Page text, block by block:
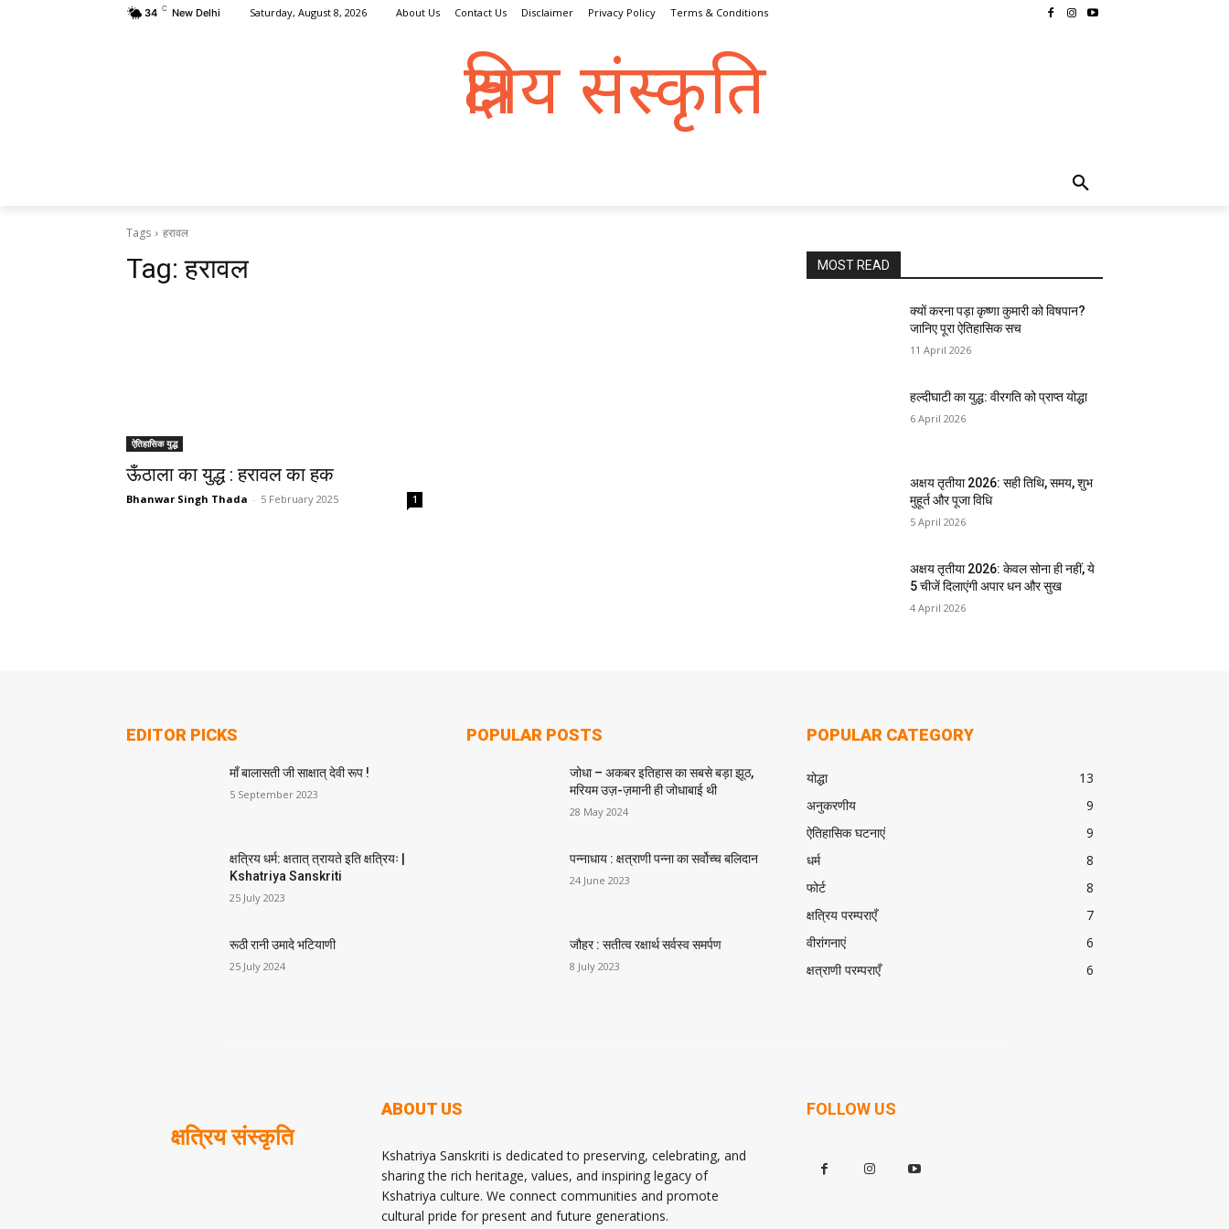
34 C New Delhi Saturday, August 8, 2026 About Us Contact Us Disclaimer Privacy Policy Terms & Conditions
क्षत्रिय संस्कृति
Tags हरावल
Tag:हरावल
ऐतिहासिक युद्ध
ऊँठाला का युद्ध : हरावल का हक
Bhanwar Singh Thada - 5 February 2025 1
MOST READ
क्यों करना पड़ा कृष्णा कुमारी को विषपान?
जानिए पूरा ऐतिहासिक सच
11 April 2026
हल्दीघाटी का युद्ध: वीरगति को प्राप्त योद्धा
6 April 2026
अक्षय तृतीया 2026: सही तिथि, समय, शुभ
मुहूर्त और पूजा विधि
5 April 2026
अक्षय तृतीया 2026: केवल सोना ही नहीं, ये
5 चीजें दिलाएंगी अपार धन और सुख
4 April 2026
EDITOR PICKS
माँ बालासती जी साक्षात् देवी रूप !
5 September 2023
क्षत्रिय धर्म: क्षतात् त्रायते इति क्षत्रियः |
Kshatriya Sanskriti
25 July 2023
रूठी रानी उमादे भटियाणी
25 July 2024
POPULAR POSTS
जोधा – अकबर इतिहास का सबसे बड़ा झूठ,
मरियम उज़-ज़मानी ही जोधाबाई थी
28 May 2024
पन्नाधाय : क्षत्राणी पन्ना का सर्वोच्च बलिदान
24 June 2023
जौहर : सतीत्व रक्षार्थ सर्वस्व समर्पण
8 July 2023
POPULAR CATEGORY
योद्धा
13
अनुकरणीय
9
ऐतिहासिक घटनाएं
9
धर्म
8
फोर्ट
8
क्षत्रिय परम्पराएँ
7
वीरांगनाएं
6
क्षत्राणी परम्पराएँ
6
क्षत्रिय संस्कृति
ABOUT US
Kshatriya Sanskriti is dedicated to preserving, celebrating, and
sharing the rich heritage, values, and inspiring legacy of
Kshatriya culture. We connect communities and promote
cultural pride for present and future generations.
FOLLOW US